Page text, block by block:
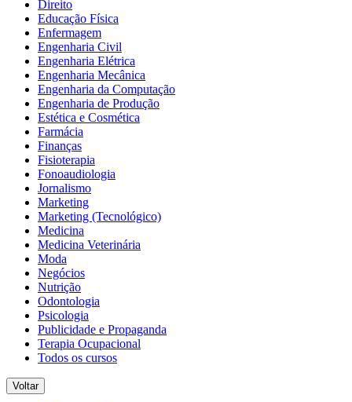
Direito
Educação Física
Enfermagem
Engenharia Civil
Engenharia Elétrica
Engenharia Mecânica
Engenharia da Computação
Engenharia de Produção
Estética e Cosmética
Farmácia
Finanças
Fisioterapia
Fonoaudiologia
Jornalismo
Marketing
Marketing (Tecnológico)
Medicina
Medicina Veterinária
Moda
Negócios
Nutrição
Odontologia
Psicologia
Publicidade e Propaganda
Terapia Ocupacional
Todos os cursos
Voltar